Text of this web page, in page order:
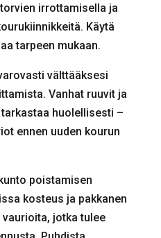
irrottamisella ja
Käytä
tarpeen mukaan.
välttääksesi
Vanhat ruuvit ja
huolellisesti –
ennen uuden kourun
poistamisen
kosteus ja pakkanen
jotka tulee